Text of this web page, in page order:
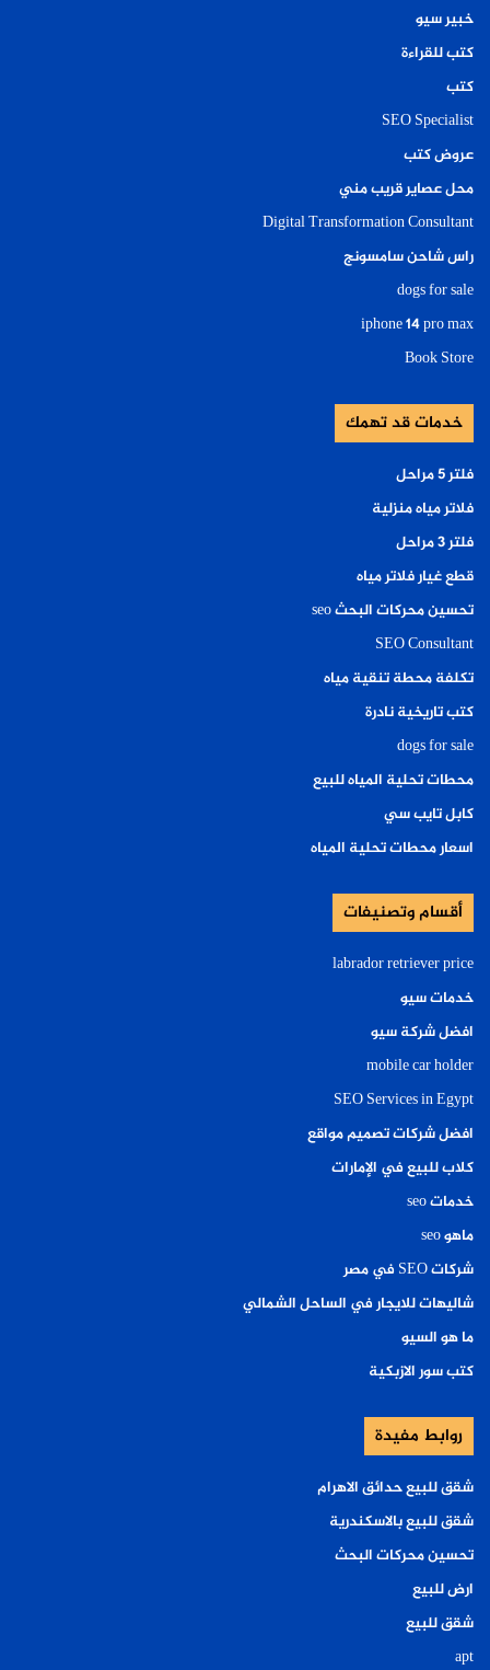
خبير سيو
كتب للقراءة
كتب
SEO Specialist
عروض كتب
محل عصاير قريب مني
Digital Transformation Consultant
راس شاحن سامسونج
dogs for sale
iphone 14 pro max
Book Store
خدمات قد تهمك
فلتر ٥ مراحل
فلاتر مياه منزلية
فلتر ٣ مراحل
قطع غيار فلاتر مياه
تحسين محركات البحث seo
SEO Consultant
تكلفة محطة تنقية مياه
كتب تاريخية نادرة
dogs for sale
محطات تحلية المياه للبيع
كابل تايب سي
اسعار محطات تحلية المياه
أقسام وتصنيفات
labrador retriever price
خدمات سيو
افضل شركة سيو
mobile car holder
SEO Services in Egypt
افضل شركات تصميم مواقع
كلاب للبيع في الإمارات
خدمات seo
ماهو seo
شركات SEO في مصر
شاليهات للايجار في الساحل الشمالي
ما هو السيو
كتب سور الازبكية
روابط مفيدة
شقق للبيع حدائق الاهرام
شقق للبيع بالاسكندرية
تحسين محركات البحث
ارض للبيع
شقق للبيع
apt